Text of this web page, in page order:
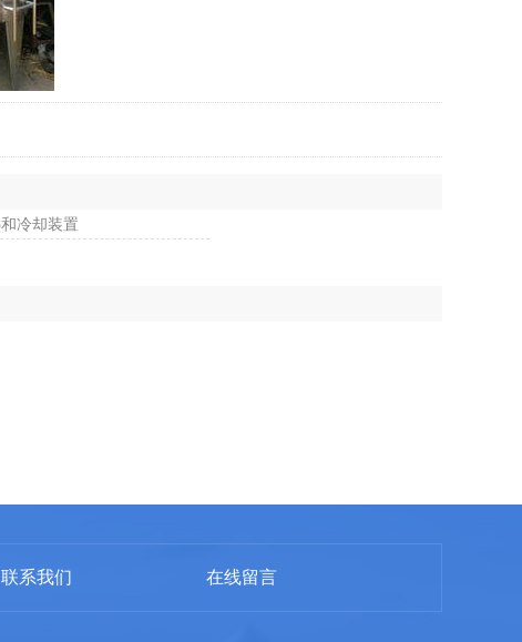
冷却装置
联系我们 在线留言